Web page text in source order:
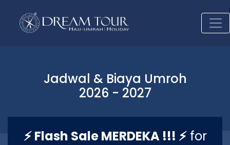
Jadwal & Biaya Umroh
2026 - 2027
⚡ Flash Sale MERDEKA !!! ⚡for